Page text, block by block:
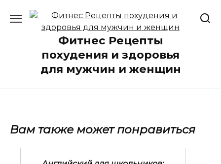
содержанию
Фитнес Рецепты
похудения и здоровья
для мужчин и женщин
Вам также может понравиться